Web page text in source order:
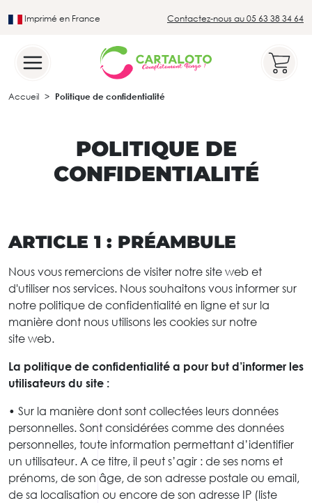
Imprimé en France Contactez-nous au 05 63 38 34 64
Accueil Politique de confidentialité
POLITIQUE DE
CONFIDENTIALITÉ
ARTICLE 1 : PRÉAMBULE
Nous vous remercions de visiter notre site web et
d'utiliser nos services. Nous souhaitons vous informer sur
notre politique de confidentialité en ligne et sur la
manière dont nous utilisons les cookies sur notre
site web.
La politique de confidentialité a pour but d’informer les
utilisateurs du site :
• Sur la manière dont sont collectées leurs données
personnelles. Sont considérées comme des données
personnelles, toute information permettant d’identifier
un utilisateur. A ce titre, il peut s’agir : de ses noms et
prénoms, de son âge, de son adresse postale ou email,
de sa localisation ou encore de son adresse IP (liste